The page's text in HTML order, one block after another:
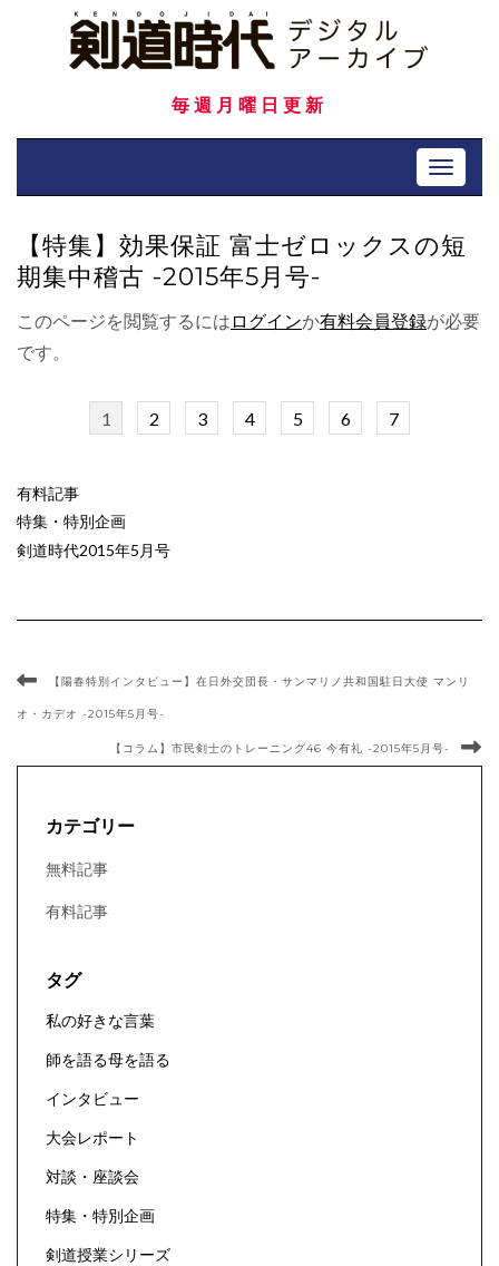
毎週月曜日更新
Toggle
【特集】効果保証 富士ゼロックスの短
期集中稽古 -2015年5月号-
このページを閲覧するには ログインか有料会員登録が必要
です。
1 2 3 4 5 6 7
有料記事
特集・特別企画
剣道時代2015年5月号
【陽春特別インタビュー】在日外交団長・サンマリノ共和国駐日大使 マンリ
オ・カデオ -2015年5月号-
【コラム】市民剣士のトレーニング46 今有礼 -2015年5月号-
カテゴリー
無料記事
有料記事
タグ
私の好きな言葉
師を語る母を語る
インタビュー
大会レポート
対談・座談会
特集・特別企画
剣道授業シリーズ